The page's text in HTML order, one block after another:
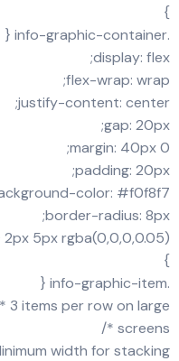
}
.info-graphic-container {
display: flex;
flex-wrap: wrap;
justify-content: center;
gap: 20px;
margin: 40px 0;
padding: 20px;
color: #f0f8f7;
border-radius: 8px;
5px rgba(0,0,0,0.05);
}
.info-graphic-item {
3 items per row on large
screens */
width for stacking */